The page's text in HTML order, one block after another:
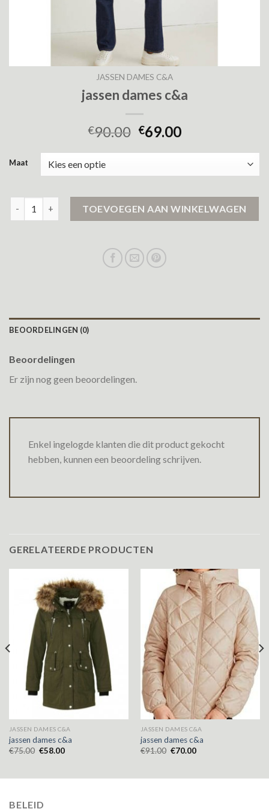
JASSEN DAMES C&A
jassen dames c&a
€90.00 €69.00
Maat
TOEVOEGEN AAN WINKELWAGEN
BEOORDELINGEN (0)
Beoordelingen
Er zijn nog geen beoordelingen.
Enkel ingelogde klanten die dit product gekocht
hebben, kunnen een beoordeling schrijven.
GERELATEERDE PRODUCTEN
JASSEN DAMES C&A
jassen dames c&a
€75.00 €58.00
JASSEN DAMES C&A
jassen dames c&a
€91.00 €70.00
BELEID